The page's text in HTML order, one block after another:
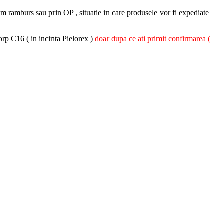
ramburs sau prin OP , situatie in care produsele vor fi
C16 ( in incinta Pielorex ) doar dupa ce ati primit confirmarea